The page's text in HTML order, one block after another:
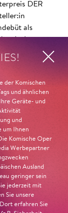
DER
als
ziehe das
und
Wucht
Spiels
nachfühlbar
Jury-
der Komischen
und ähnlichen
Geräte- und
und
um Ihnen
Komische Oper
Werbepartner
Ausland
geringer sein
jederzeit mit
Sie unsere
erfahren Sie